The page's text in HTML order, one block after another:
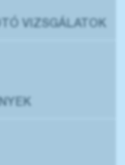
VIZSGÁLATOK